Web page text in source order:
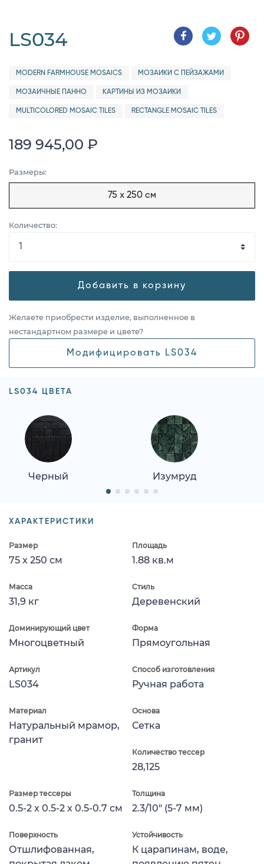
LS034
MODERN FARMHOUSE MOSAICS МОЗАИКИ С ПЕЙЗАЖАМИ
МОЗАИЧНЫЕ ПАННО КАРТИНЫ ИЗ МОЗАИКИ
MULTICOLORED MOSAIC TILES RECTANGLE MOSAIC TILES
189 945,00 ₽
Размеры:
75 x 250 см
Количество:
Добавить в корзину
Желаете приобрести изделие, выполненное в
нестандартном размере и цвете?
Модифицировать LS034
LS034 ЦВЕТА
Черный Изумруд
ХАРАКТЕРИСТИКИ
Размер
75 x 250 см
Площадь
1.88 кв.м
Масса
31,9 кг
Стиль
Деревенский
Доминирующий цвет
Многоцветный
Форма
Прямоугольная
Артикул
LS034
Способ изготовления
Ручная работа
Материал
Натуральный мрамор,
гранит
Основа
Сетка
Количество тессер
28,125
Размер тессеры
0.5-2 x 0.5-2 x 0.5-0.7 см
Толщина
2.3/10" (5-7 мм)
Поверхность
Отшлифованная,
Устойчивость
К царапинам, воде,